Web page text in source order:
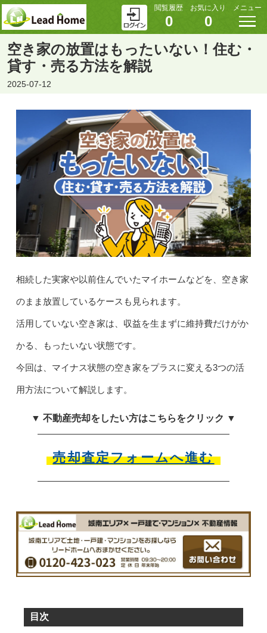
閲覧履歴
0
お気に入り
0
メニュー
空き家の放置はもったいない！住む・
貸す・売る方法を解説
2025-07-12
相続した実家や以前住んでいたマイホームなどを、空き家
のまま放置しているケースも見られます。
活用していない空き家は、収益を生まずに維持費だけがか
かる、もったいない状態です。
今回は、マイナス状態の空き家をプラスに変える3つの活
用方法について解説します。
▼ 不動産売却をしたい方はこちらをクリック ▼
売却査定フォームへ進む
目次